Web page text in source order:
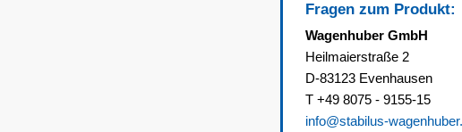
Fragen zum Produkt:
Wagenhuber GmbH
Heilmaierstraße 2
D-83123 Evenhausen
T +49 8075 - 9155-15
info@stabilus-